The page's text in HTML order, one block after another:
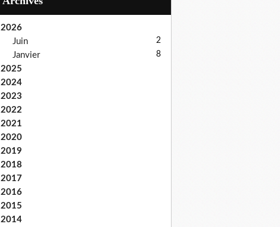
2026
Juin
2
Janvier 8
2025
2024
2023
2022
2021
2020
2019
2018
2017
2016
2015
2014